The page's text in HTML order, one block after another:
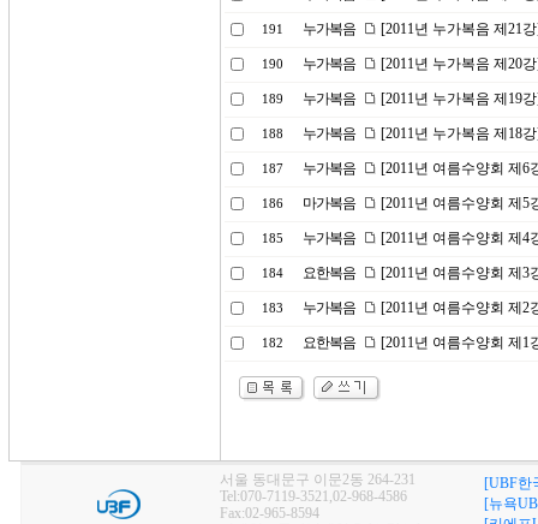
191 누가복음 [2011년 누가복음 제21
190 누가복음 [2011년 누가복음 제20
189 누가복음 [2011년 누가복음 제19
188 누가복음 [2011년 누가복음 제18
187 누가복음 [2011년 여름수양회 제
186 마가복음 [2011년 여름수양회 제
185 누가복음 [2011년 여름수양회 제
184 요한복음 [2011년 여름수양회 제
183 누가복음 [2011년 여름수양회 제
182 요한복음 [2011년 여름수양회 제
서울 동대문구 이문2동 264-231
Tel:070-7119-3521,02-968-4586
Fax:02-965-8594
[UBF한
[뉴욕